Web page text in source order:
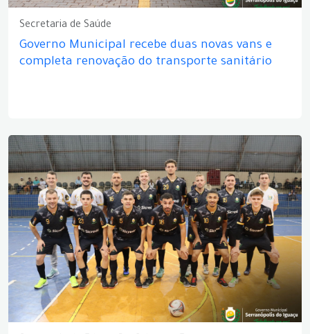
Secretaria de Saúde
Governo Municipal recebe duas novas vans e
completa renovação do transporte sanitário